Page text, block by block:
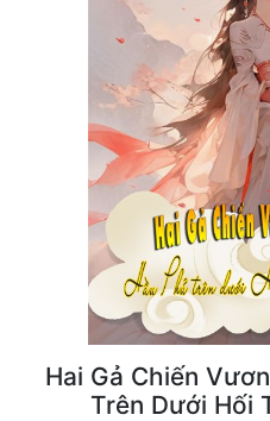
Truyện Convert
Truyện Dịch
Truyện Nhập Môn
Truyện ngắn
Hai Gả Chiến
Trên Dưới Hối